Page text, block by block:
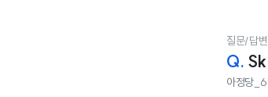
질문/답변
Q. Sk
아정당